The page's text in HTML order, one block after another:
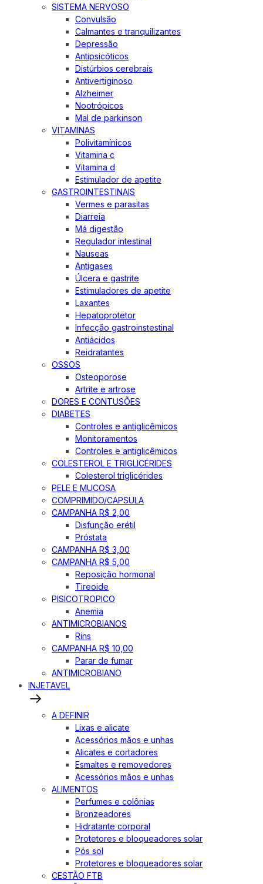
SISTEMA NERVOSO
Convulsão
Calmantes e tranquilizantes
Depressão
Antipsicóticos
Distúrbios cerebrais
Antivertiginoso
Alzheimer
Nootrópicos
Mal de parkinson
VITAMINAS
Polivitamínicos
Vitamina c
Vitamina d
Estimulador de apetite
GASTROINTESTINAIS
Vermes e parasitas
Diarreia
Má digestão
Regulador intestinal
Nauseas
Antigases
Úlcera e gastrite
Estimuladores de apetite
Laxantes
Hepatoprotetor
Infecção gastroinstestinal
Antiácidos
Reidratantes
OSSOS
Osteoporose
Artrite e artrose
DORES E CONTUSÕES
DIABETES
Controles e antiglicêmicos
Monitoramentos
Controles e antiglicêmicos
COLESTEROL E TRIGLICÉRIDES
Colesterol triglicérides
PELE E MUCOSA
COMPRIMIDO/CAPSULA
CAMPANHA R$ 2,00
Disfunção erétil
Próstata
CAMPANHA R$ 3,00
CAMPANHA R$ 5,00
Reposição hormonal
Tireoide
PISICOTROPICO
Anemia
ANTIMICROBIANOS
Rins
CAMPANHA R$ 10,00
Parar de fumar
ANTIMICROBIANO
INJETAVEL
A DEFINIR
Lixas e alicate
Acessórios mãos e unhas
Alicates e cortadores
Esmaltes e removedores
Acessórios mãos e unhas
ALIMENTOS
Perfumes e colônias
Bronzeadores
Hidratante corporal
Protetores e bloqueadores solar
Pós sol
Protetores e bloqueadores solar
CESTÃO FTB